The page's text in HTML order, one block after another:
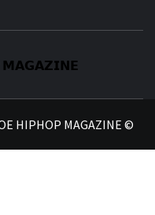
HIPHOP MAGAZINE ©